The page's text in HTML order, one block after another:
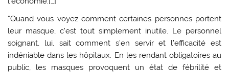
“Quand vous voyez comment certaines personnes portent
leur masque, c’est tout simplement inutile. Le personnel
soignant, lui, sait comment s’en servir et l’efficacité est
indéniable dans les hôpitaux. En les rendant obligatoires au
public, les masques provoquent un état de fébrilité et